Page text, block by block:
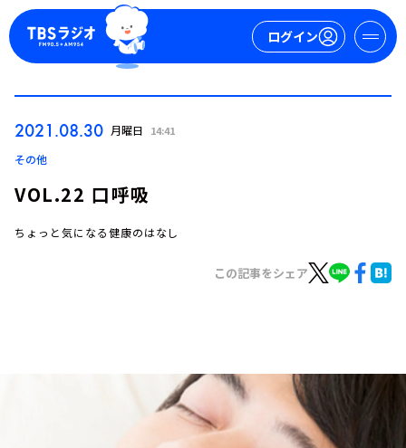
ログイン
トピックス
イベント・グッズ
2021.08.30 月曜日 14:41
その他
VOL.22 口呼吸
ちょっと気になる健康のはなし
この記事をシェア